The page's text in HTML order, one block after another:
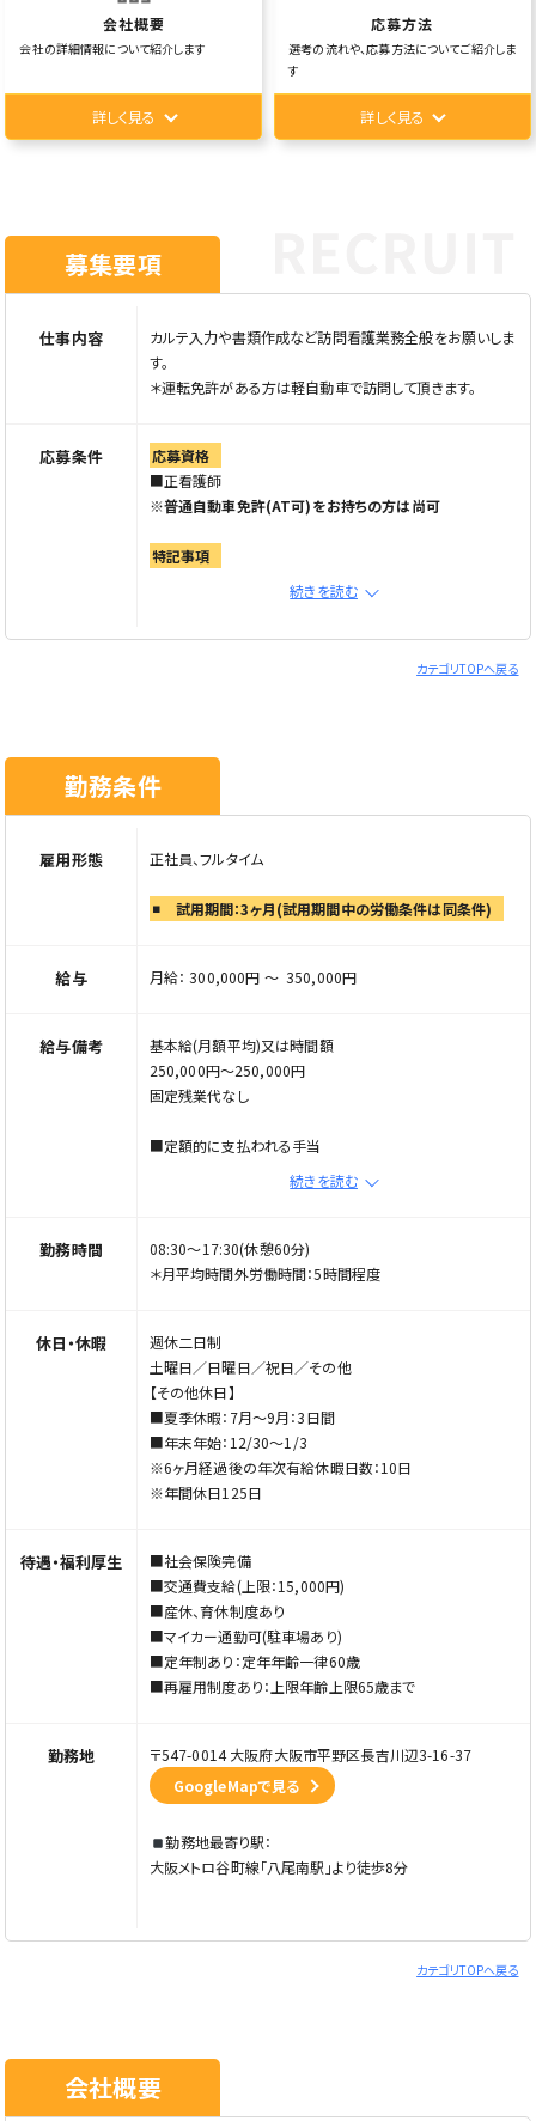
会社概要
会社の詳細情報について紹介します
詳しく見る
応募方法
選考の流れや、応募方法についてご紹介しま
す
詳しく見る
募集要項
仕事内容
カルテ入力や書類作成など訪問看護業務全般をお願いしま
す。
＊運転免許がある方は軽自動車で訪問して頂きます。
応募条件
応募資格
■正看護師
※普通自動車免許(AT可)をお持ちの方は尚可
特記事項
続きを読む
カテゴリTOPへ戻る
勤務条件
雇用形態 正社員、フルタイム
試用期間：3ヶ月(試用期間中の労働条件は同条件)
給与 月給： 300,000円 〜 350,000円
給与備考
基本給(月額平均)又は時間額
250,000円〜250,000円
固定残業代なし
■定額的に支払われる手当
職能手当50,000円〜100,000円
■その他の手当等付記事項
続きを読む
勤務時間
08:30〜17:30(休憩60分)
＊月平均時間外労働時間：5時間程度
休日・休暇
週休二日制
土曜日／日曜日／祝日／その他
【その他休日】
■夏季休暇：7月〜9月：3日間
■年末年始：12/30〜1/3
※6ヶ月経過後の年次有給休暇日数：10日
※年間休日125日
待遇・福利厚生
■社会保険完備
■交通費支給(上限：15,000円)
■産休、育休制度あり
■マイカー通勤可(駐車場あり)
■定年制あり：定年年齢一律60歳
■再雇用制度あり：上限年齢上限65歳まで
勤務地
〒547-0014 大阪府大阪市平野区長吉川辺3-16-37
GoogleMapで見る
勤務地最寄り駅：
大阪メトロ谷町線「八尾南駅」より徒歩8分
カテゴリTOPへ戻る
会社概要